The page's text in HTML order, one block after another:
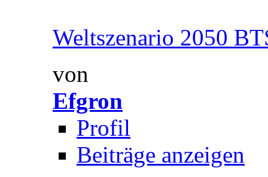
Weltszenario 2050
von
Efgron
Profil
Beiträge anzeigen